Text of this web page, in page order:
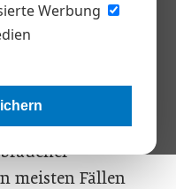
Werbung
befürchtet
ihre Devices
ihres digitalen
meisten Fällen